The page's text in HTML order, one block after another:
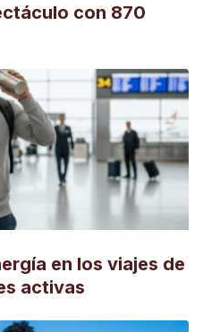
con 870
en los viajes de
activas